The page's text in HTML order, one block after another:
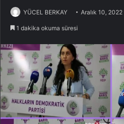
YÜCEL BERKAY Aralık 10, 2022
1 dakika okuma süresi